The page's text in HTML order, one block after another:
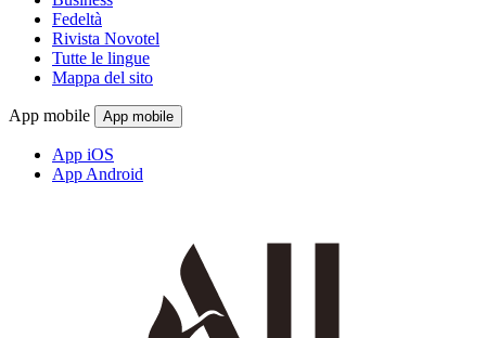
Fedeltà
Rivista Novotel
Tutte le lingue
Mappa del sito
App mobile App mobile
App iOS
App Android